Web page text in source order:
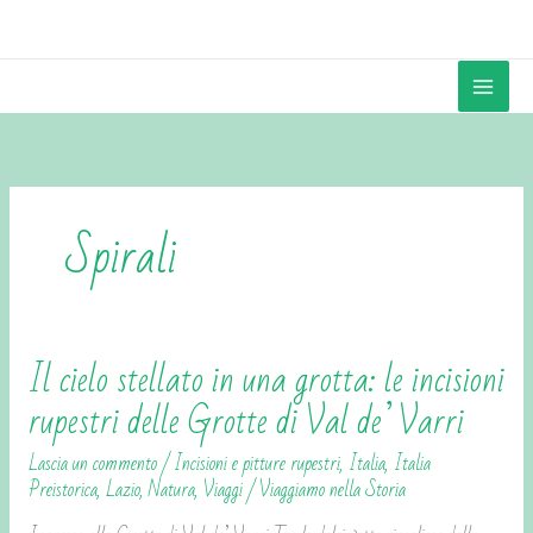
Spirali
Il cielo stellato in una grotta: le incisioni
rupestri delle Grotte di Val de’ Varri
Lascia un commento/Incisioni e pitture rupestri, Italia, Italia
Preistorica,Lazio,Natura, Viaggi/Viaggiamo nella Storia
Il
stellato
in
una